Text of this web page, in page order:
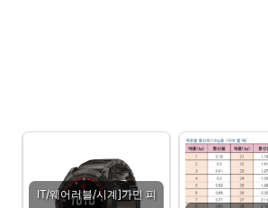
IT/웨어러블/시계]가민 피